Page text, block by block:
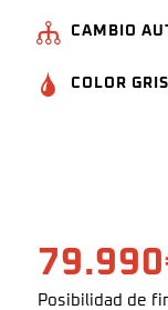
CAMBIO
COLOR GRIS
Posibilidad de